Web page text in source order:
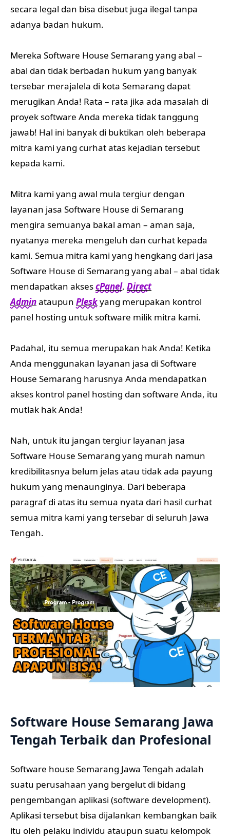
secara legal dan bisa disebut juga ilegal tanpa
adanya badan hukum.
Mereka Software House Semarang yang abal –
abal dan tidak berbadan hukum yang banyak
tersebar merajalela di kota Semarang dapat
merugikan Anda! Rata – rata jika ada masalah di
proyek software Anda mereka tidak tanggung
jawab! Hal ini banyak di buktikan oleh beberapa
mitra kami yang curhat atas kejadian tersebut
kepada kami.
Mitra kami yang awal mula tergiur dengan
layanan jasa Software House di Semarang
mengira semuanya bakal aman – aman saja,
nyatanya mereka mengeluh dan curhat kepada
kami. Semua mitra kami yang hengkang dari jasa
Software House di Semarang yang abal – abal tidak
mendapatkan aksescPanel, Direct
Adminataupun Pleskyang merupakan kontrol
panel hosting untuk software milik mitra kami.
Padahal, itu semua merupakan hak Anda! Ketika
Anda menggunakan layanan jasa di Software
House Semarang harusnya Anda mendapatkan
akses kontrol panel hosting dan software Anda, itu
mutlak hak Anda!
Nah, untuk itu jangan tergiur layanan jasa
Software House Semarang yang murah namun
kredibilitasnya belum jelas atau tidak ada payung
hukum yang menaunginya. Dari beberapa
paragraf di atas itu semua nyata dari hasil curhat
semua mitra kami yang tersebar di seluruh Jawa
Tengah.
Software House Semarang Jawa
Tengah Terbaik dan Profesional
Software house Semarang Jawa Tengah adalah
suatu perusahaan yang bergelut di bidang
pengembangan aplikasi (software development).
Aplikasi tersebut bisa dijalankan kembangkan baik
itu oleh pelaku individu ataupun suatu kelompok